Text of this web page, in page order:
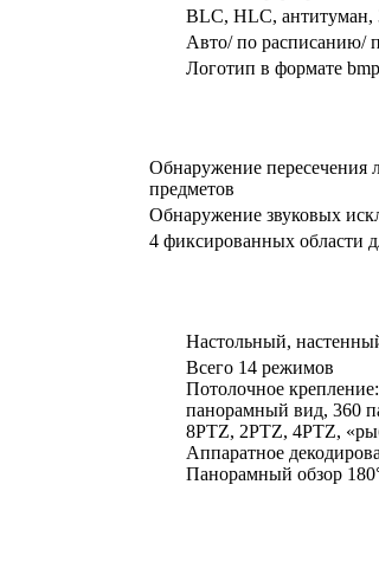
BLC, HLC, антитуман,
Авто/ по расписанию/
Логотип в формате
Обнаружение пересечения
предметов
Обнаружение звуковых
4 фиксированных области
Настольный,
Всего 14 режимов
Потолочное
панорамный вид, 360
8PTZ, 2PTZ, 4PTZ,
Аппаратное
Панорамный обзор